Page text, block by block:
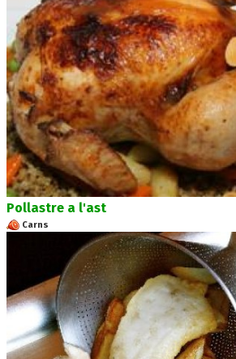
Pollastre a l'ast
Carns